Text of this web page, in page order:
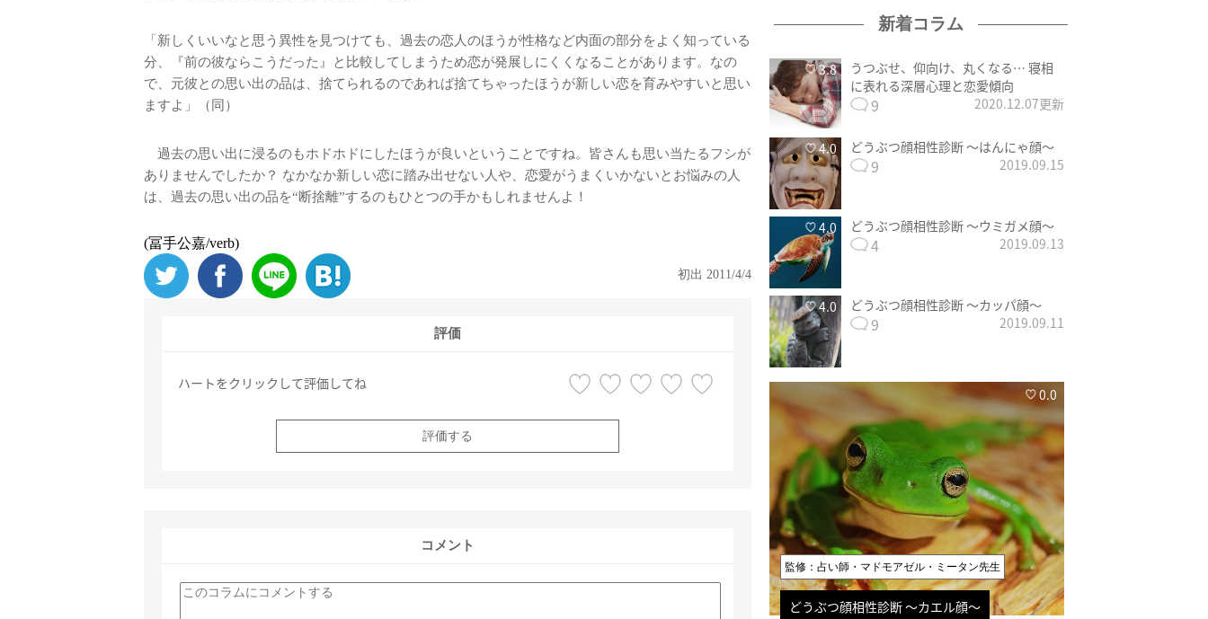
「新しくいいなと思う異性を見つけても、過去の恋人のほうが性格など内面の部分をよく知っている
分、『前の彼ならこうだった』と比較してしまうため恋が発展しにくくなることがあります。なの
で、元彼との思い出の品は、捨てられるのであれば捨てちゃったほうが新しい恋を育みやすいと思い
ますよ」（同）
過去の思い出に浸るのもホドホドにしたほうが良いということですね。皆さんも思い当たるフシが
ありませんでしたか？ なかなか新しい恋に踏み出せない人や、恋愛がうまくいかないとお悩みの人
は、過去の思い出の品を“断捨離”するのもひとつの手かもしれませんよ！
(冨手公嘉/verb)
初出 2011/4/4
評価
ハートをクリックして評価してね
評価する
コメント
新着コラム
3.8
うつぶせ、仰向け、丸くなる… 寝相
に表れる深層心理と恋愛傾向
9 2020.12.07更新
4.0 どうぶつ顔相性診断 〜はんにゃ顔〜
9 2019.09.15
4.0 どうぶつ顔相性診断 〜ウミガメ顔〜
4 2019.09.13
4.0 どうぶつ顔相性診断 〜カッパ顔〜
9 2019.09.11
0.0
監修：占い師・マドモアゼル・ミータン先生
どうぶつ顔相性診断 〜カエル顔〜